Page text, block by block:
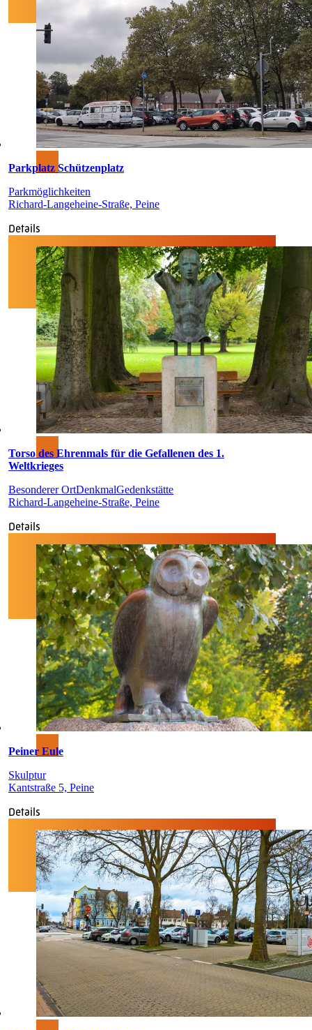
Parkplatz Schützenplatz
Parkmöglichkeiten
Richard-Langeheine-Straße, Peine
Details
Torso des Ehrenmals für die Gefallenen des 1.
Weltkrieges
Besonderer OrtDenkmalGedenkstätte
Richard-Langeheine-Straße, Peine
Details
Peiner Eule
Skulptur
Kantstraße 5, Peine
Details